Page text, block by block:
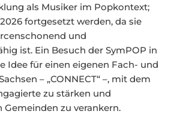
als Musiker im Popkontext;
fortgesetzt werden, da sie
und
ist. Ein Besuch der SymPOP in
Idee für einen eigenen Fach- und
– „CONNECT“ –, mit dem
zu stärken und
zu verankern.